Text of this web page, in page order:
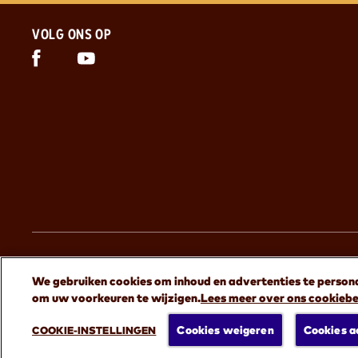
VOLG ONS OP
Facebook (opent in nieuw venster)
YouTube (opent in nieuw venster)
BEKIJK MEER MERKEN VAN MARS
(opent in nieuw venster)
We gebruiken cookies om inhoud en advertenties te
om uw voorkeuren te wijzigen.Lees meer over ons
COOKIE-INSTELLINGEN Cookies weigeren Cookies